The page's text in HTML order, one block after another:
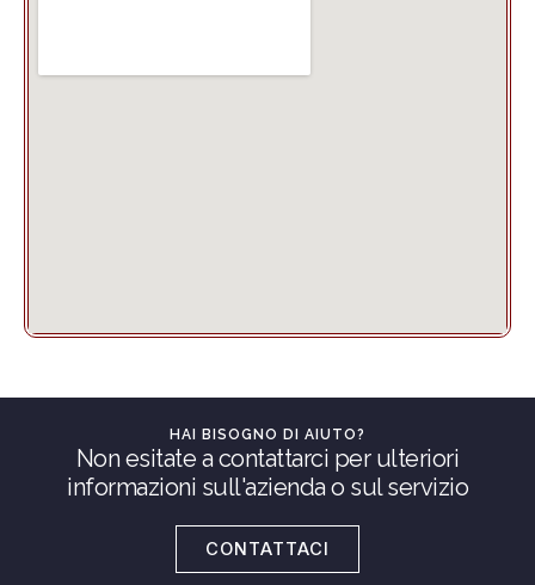
HAI BISOGNO DI AIUTO?
Non esitate a contattarci per ulteriori
informazioni sull'azienda o sul servizio
CONTATTACI